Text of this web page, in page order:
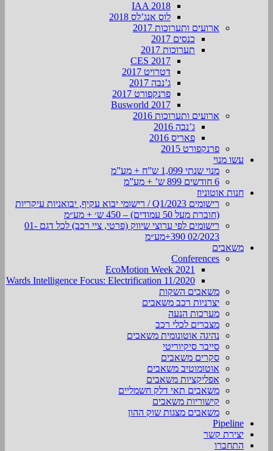
IAA 2018
לוס אנג’לס 2018
ארועים ותערוכות 2017
כנסים 2017
תערוכות 2017
CES 2017
דטרויט 2017
ג’נבה 2017
פרנקפורט 2017
Busworld 2017
ארועים ותערוכות 2016
ג’נבה 2016
פאריס 2016
פרנקפורט 2015
עשו מנוי
מנוי שנתי 1,099 ש”ח + מע”מ
6 חודשים 899 ש’ + מע”מ
חנות אוטוניוז
רישומים Q1/2023 / רישומי יבוא עקיף, יבואניות עיקריות
(חוברת מעל 50 עמודים) – 450 ש׳ + מע״מ
רישומים לפי ערוצי שיווק (פרטי, ציי רכב) לכל דגם 01-
02/2023 390+מע״מ
משאבים
Conferences
EcoMotion Week 2021
Wards Intelligence Focus: Electrification 11/2020
משאבים השקות
יצרניות רכב משאבים
מערכות הנעה
מצברים לכלי רכב
נהיגה אוטונומית משאבים
סייבר סיקיוריטי
סקרים משאבים
אוטומוטיב משאבים
אפליקציות משאבים
משאבים תאי דלק חשמליים
קישוריות משאבים
משאבים מצגות שוק ההון
Pipeline
יצירת קשר
התחברו